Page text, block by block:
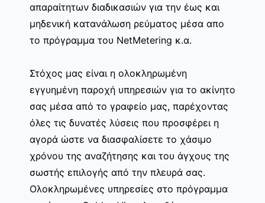
απαραίτητων διαδικασιών για την έως και
μηδενική κατανάλωση ρεύματος μέσα απο
το πρόγραμμα του NetMetering κ.α.
Στόχος μας είναι η ολοκληρωμένη
εγγυημένη παροχή υπηρεσιών για το ακίνητο
σας μέσα από το γραφείο μας, παρέχοντας
όλες τις δυνατές λύσεις που προσφέρει η
αγορά ώστε να διασφαλίσετε το χάσιμο
χρόνου της αναζήτησης και του άγχους της
σωστής επιλογής από την πλευρά σας.
Ολοκληρωμένες υπηρεσίες στο πρόγραμμα